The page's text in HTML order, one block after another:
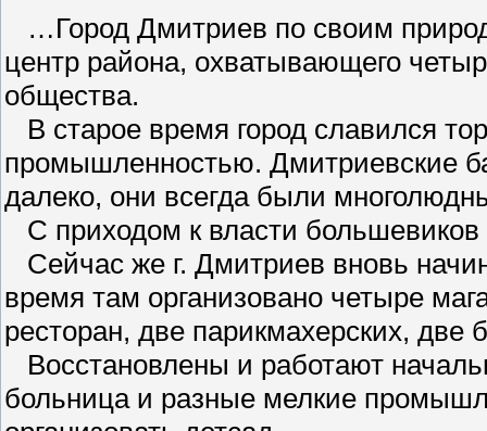
…Город Дмитриев по своим
центр района, охватывающего
общества.
В старое время город славился
промышленностью. Дмитриевские
далеко, они всегда были
С приходом к власти большевиков
Сейчас же г. Дмитриев вновь
время там организовано четыре
ресторан, две парикмахерских,
Восстановлены и работают
больница и разные мелкие